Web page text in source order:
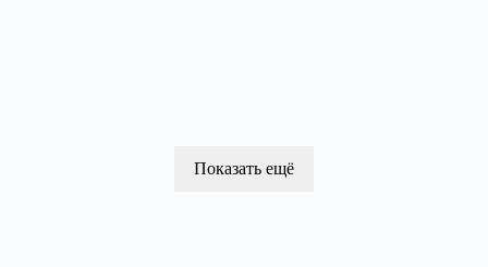
Показать ещё